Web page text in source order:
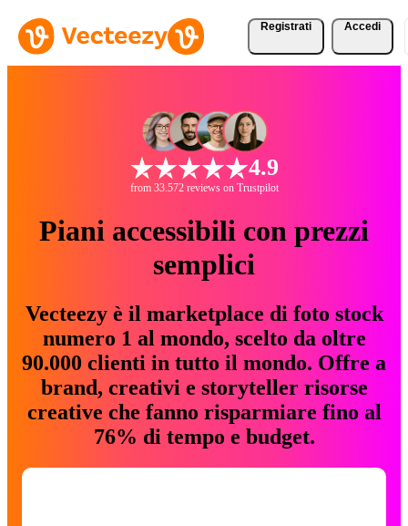
Registrati Accedi
4.9
from 33.572 reviews on Trustpilot
Piani accessibili con prezzi
semplici
Vecteezy è il marketplace di foto stock
numero 1 al mondo, scelto da oltre
90.000 clienti in tutto il mondo. Offre a
brand, creativi e storyteller risorse
creative che fanno risparmiare fino al
76% di tempo e budget.